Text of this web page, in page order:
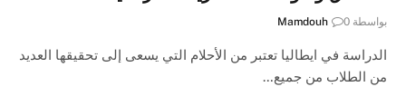
بواسطة Mamdouh 0
الدراسة في ايطاليا تعتبر من الأحلام التي يسعى إلى تحقيقها العديد
من الطلاب من جميع…